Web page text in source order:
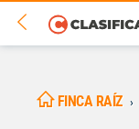
FINCA RAÍZ